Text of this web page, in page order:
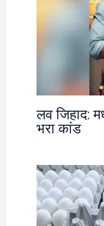
लव जिहाद:
भरा कांड